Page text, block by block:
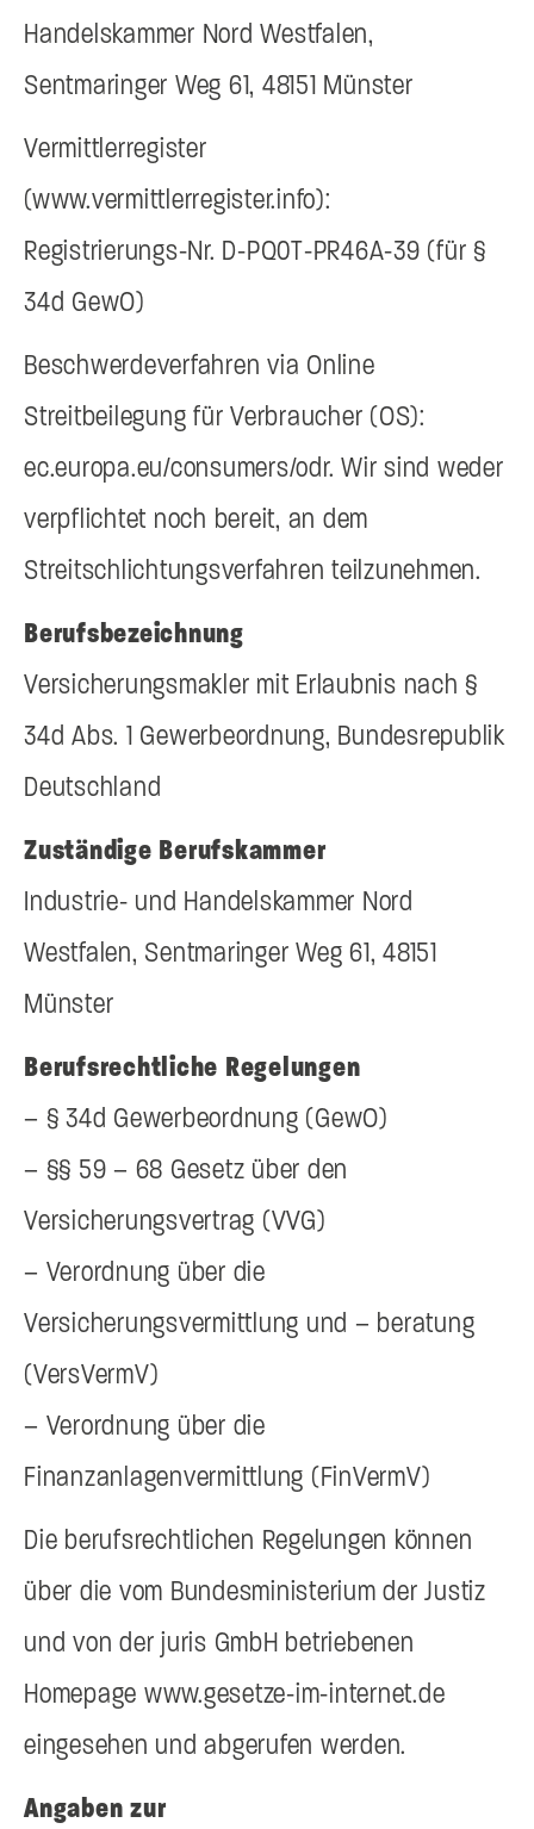
Handelskammer Nord Westfalen,
Sentmaringer Weg 61, 48151 Münster
Vermittlerregister
(www.vermittlerregister.info):
Registrierungs-Nr. D-PQ0T-PR46A-39 (für §
34d GewO)
Beschwerdeverfahren via Online
Streitbeilegung für Verbraucher (OS):
ec.europa.eu/consumers/odr. Wir sind weder
verpflichtet noch bereit, an dem
Streitschlichtungsverfahren teilzunehmen.
Berufsbezeichnung
Versicherungsmakler mit Erlaubnis nach §
34d Abs. 1 Gewerbeordnung, Bundesrepublik
Deutschland
Zuständige Berufskammer
Industrie- und Handelskammer Nord
Westfalen, Sentmaringer Weg 61, 48151
Münster
Berufsrechtliche Regelungen
– § 34d Gewerbeordnung (GewO)
– §§ 59 – 68 Gesetz über den
Versicherungsvertrag (VVG)
– Verordnung über die
Versicherungsvermittlung und – beratung
(VersVermV)
– Verordnung über die
Finanzanlagenvermittlung (FinVermV)
Die berufsrechtlichen Regelungen können
über die vom Bundesministerium der Justiz
und von der juris GmbH betriebenen
Homepage www.gesetze-im-internet.de
eingesehen und abgerufen werden.
Angaben zur